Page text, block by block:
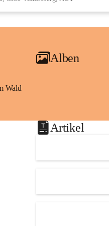
Alben
Wald
Artikel